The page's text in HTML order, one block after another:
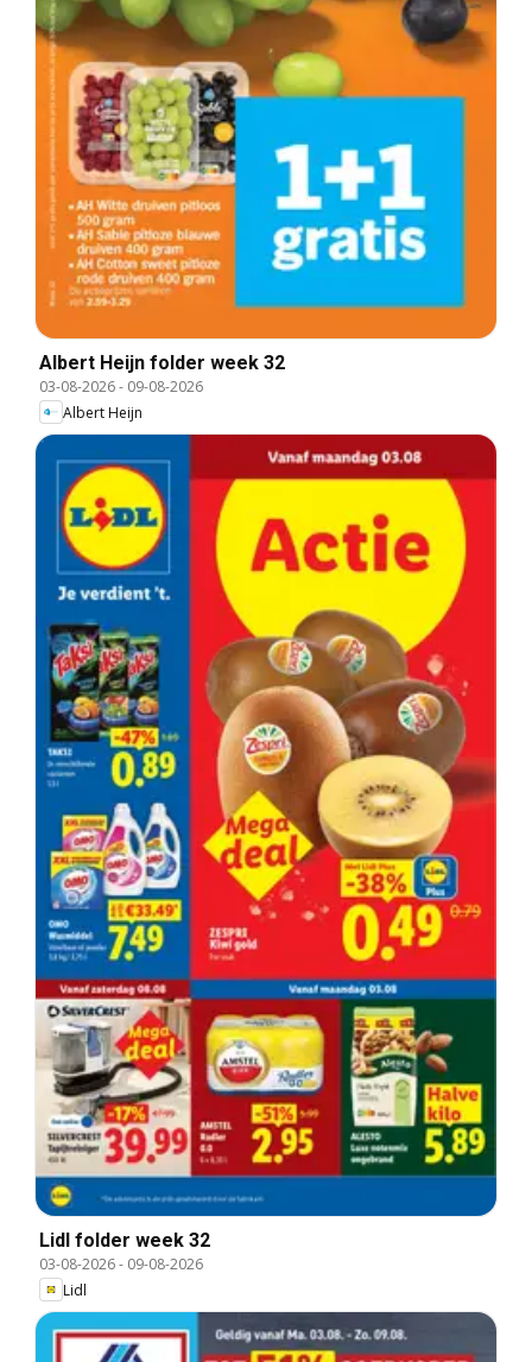
Albert Heijn folder week 32
03-08-2026- 09-08-2026
Albert Heijn
Lidl folder week 32
03-08-2026- 09-08-2026
Lidl